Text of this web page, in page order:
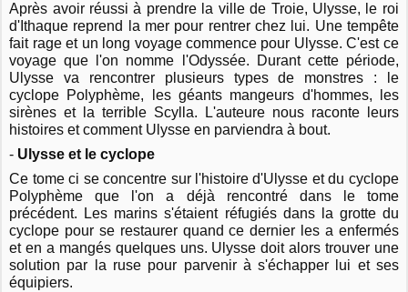
Après avoir réussi à prendre la ville de Troie, Ulysse, le roi
d'Ithaque reprend la mer pour rentrer chez lui. Une tempête
fait rage et un long voyage commence pour Ulysse. C'est ce
voyage que l'on nomme l'Odyssée. Durant cette période,
Ulysse va rencontrer plusieurs types de monstres : le
cyclope Polyphème, les géants mangeurs d'hommes, les
sirènes et la terrible Scylla. L'auteure nous raconte leurs
histoires et comment Ulysse en parviendra à bout.
- Ulysse et le cyclope
Ce tome ci se concentre sur l'histoire d'Ulysse et du cyclope
Polyphème que l'on a déjà rencontré dans le tome
précédent. Les marins s'étaient réfugiés dans la grotte du
cyclope pour se restaurer quand ce dernier les a enfermés
et en a mangés quelques uns. Ulysse doit alors trouver une
solution par la ruse pour parvenir à s'échapper lui et ses
équipiers.